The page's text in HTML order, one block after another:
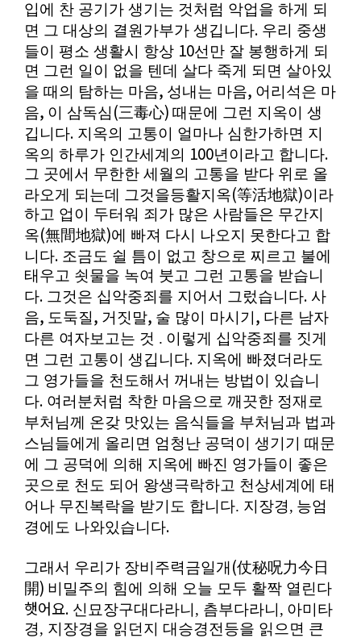
입에 찬 공기가 생기는 것처럼 악업을 하게 되
면 그 대상의 결원가부가 생깁니다. 우리 중생
들이 평소 생활시 항상 10선만 잘 봉행하게 되
면 그런 일이 없을 텐데 살다 죽게 되면 살아있
을 때의 탐하는 마음, 성내는 마음, 어리석은 마
음, 이 삼독심 (三毒心) 때문에 그런 지옥이 생
깁니다. 지옥의 고통이 얼마나 심한가하면 지
옥의 하루가 인간세계의 100년이라고 합니다.
그 곳에서 무한한 세월의 고통을 받다 위로 올
라오게 되는데 그것을등활지옥(等活地獄)이라
하고 업이 두터워 죄가 많은 사람들은 무간지
옥(無間地獄)에 빠져 다시 나오지 못한다고 합
니다. 조금도 쉴 틈이 없고 창으로 찌르고 불에
태우고 쇳물을 녹여 붓고 그런 고통을 받습니
다. 그것은 십악중죄를 지어서 그렀습니다. 사
음, 도둑질, 거짓말, 술 많이 마시기 , 다른 남자
다른 여자보고는 것 . 이렇게 십악중죄를 짓게
면 그런 고통이 생깁니다. 지옥에 빠졌더라도
그 영가들을 천도해서 꺼내는 방법이 있습니
다. 여러분처럼 착한 마음으로 깨끗한 정재로
부처님께 온갖 맛있는 음식들을 부처님과 법과
스님들에게 올리면 엄청난 공덕이 생기기 때문
에 그 공덕에 의해 지옥에 빠진 영가들이 좋은
곳으로 천도 되어 왕생극락하고 천상세계에 태
어나 무진복락을 받기도 합니다. 지장경, 능엄
경에도 나와있습니다.
그래서 우리가 장비주력금일개 (仗秘呪力今日
開) 비밀주의 힘에 의해 오늘 모두 활짝 열린다
햇어요. 신묘장구대다라니, 츰부다라니, 아미타
경, 지장경을 읽던지 대승경전등을 읽으면 큰